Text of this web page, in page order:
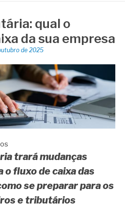
qual o
da sua empresa
de 2025
trará mudanças
fluxo de caixa das
se preparar para os
e tributários